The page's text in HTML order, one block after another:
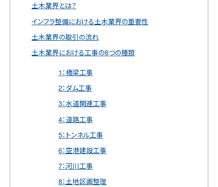
土木業界とは？
インフラ整備における土木業界の重要性
土木業界の取引の流れ
土木業界における工事の8つの種類
1：橋梁工事
2：ダム工事
3：水道関連工事
4：道路工事
5：トンネル工事
6：空港建設工事
7：河川工事
8：土地区画整理